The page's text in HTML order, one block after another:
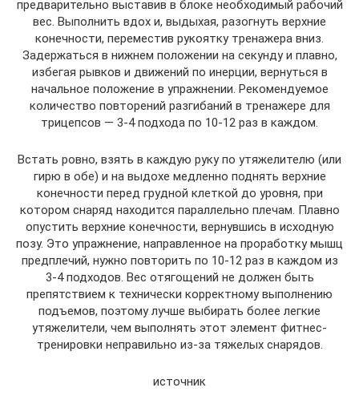
предварительно выставив в блоке необходимый рабочий
вес. Выполнить вдох и, выдыхая, разогнуть верхние
конечности, переместив рукоятку тренажера вниз.
Задержаться в нижнем положении на секунду и плавно,
избегая рывков и движений по инерции, вернуться в
начальное положение в упражнении. Рекомендуемое
количество повторений разгибаний в тренажере для
трицепсов — 3-4 подхода по 10-12 раз в каждом.
Встать ровно, взять в каждую руку по утяжелителю (или
гирю в обе) и на выдохе медленно поднять верхние
конечности перед грудной клеткой до уровня, при
котором снаряд находится параллельно плечам. Плавно
опустить верхние конечности, вернувшись в исходную
позу. Это упражнение, направленное на проработку мышц
предплечий, нужно повторить по 10-12 раз в каждом из
3-4 подходов. Вес отягощений не должен быть
препятствием к технически корректному выполнению
подъемов, поэтому лучше выбирать более легкие
утяжелители, чем выполнять этот элемент фитнес-
тренировки неправильно из-за тяжелых снарядов.
источник